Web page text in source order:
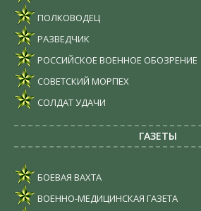
ПОЛКОВОДЕЦ
РАЗВЕДЧИК
РОССИЙСКОЕ ВОЕННОЕ ОБОЗРЕНИЕ
СОВЕТСКИЙ МОРПЕХ
СОЛДАТ УДАЧИ
ГАЗЕТЫ
БОЕВАЯ ВАХТА
ВОЕННО-МЕДИЦИНСКАЯ ГАЗЕТА